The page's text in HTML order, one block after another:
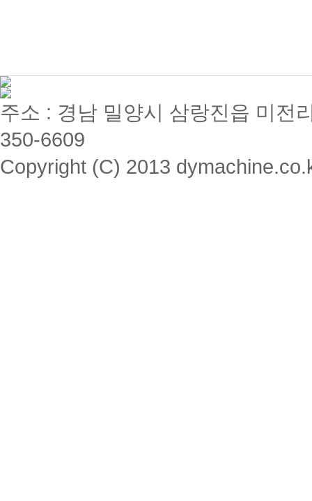
주소 : 경남 밀양시 삼랑진읍 미전
350-6609
Copyright (C) 2013